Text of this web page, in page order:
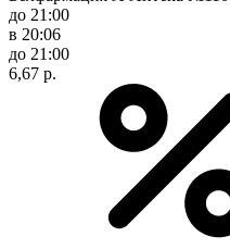
до 21:00
в 20:06
до 21:00
6,67 р.